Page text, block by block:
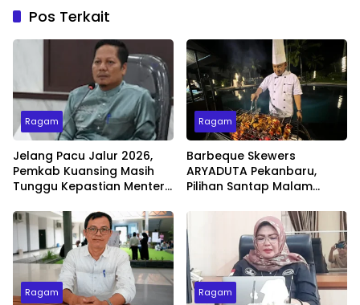
Pos Terkait
Ragam
Jelang Pacu Jalur 2026,
Pemkab Kuansing Masih
Tunggu Kepastian Menteri
Ragam
Barbeque Skewers
ARYADUTA Pekanbaru,
Pilihan Santap Malam
Ragam Ragam